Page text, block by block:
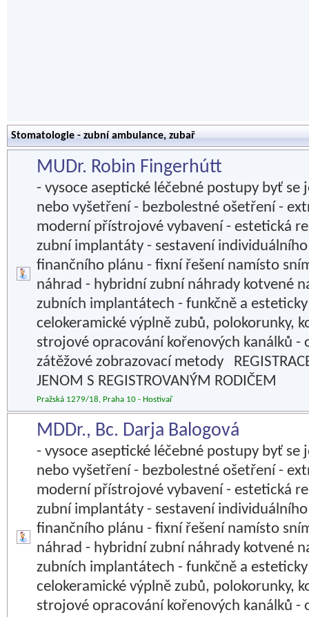
Stomatologie - zubní ambulance, zubař
MUDr. Robin Fingerhútt
- vysoce aseptické léčebné postupy byť se
nebo vyšetření - bezbolestné ošetření -
moderní přístrojové vybavení - estetická
zubní implantáty - sestavení
finančního plánu - fixní řešení namísto
náhrad - hybridní zubní náhrady kotvené
zubních implantátech - funkčně a
celokeramické výplně zubů, polokorunky,
strojové opracování kořenových kanálků -
zátěžové zobrazovací metody
JENOM S REGISTROVANÝM RODIČEM
Pražská 1279/18, Praha 10 - Hostivař
MDDr., Bc. Darja Balogová
- vysoce aseptické léčebné postupy byť se
nebo vyšetření - bezbolestné ošetření -
moderní přístrojové vybavení - estetická
zubní implantáty - sestavení
finančního plánu - fixní řešení namísto
náhrad - hybridní zubní náhrady kotvené
zubních implantátech - funkčně a
celokeramické výplně zubů, polokorunky,
strojové opracování kořenových kanálků -